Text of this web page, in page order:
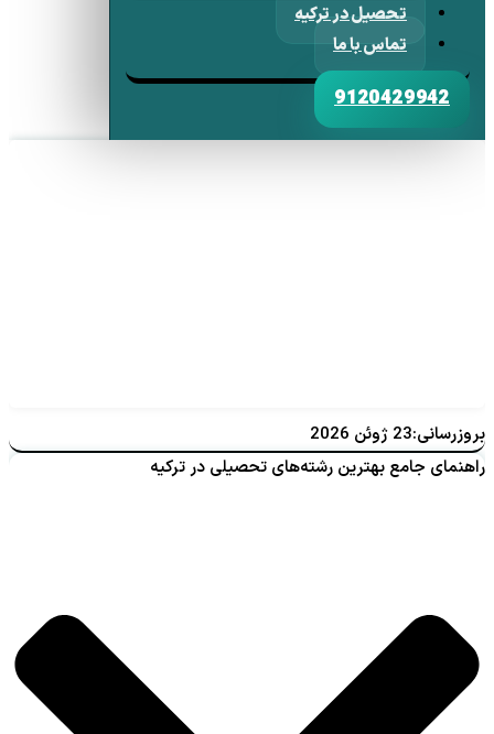
تحصیل در ترکیه
تماس با ما
9120429942
بروزرسانی:23 ژوئن 2026
راهنمای جامع بهترین رشته‌های تحصیلی در ترکیه